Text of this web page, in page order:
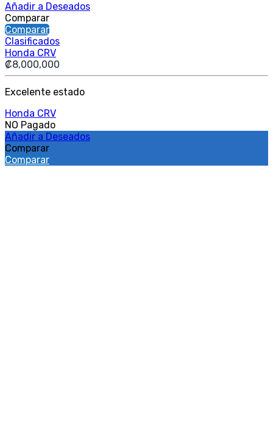
Añadir a Deseados
Comparar
Comparar
Clasificados
Honda CRV
₡8,000,000
Excelente estado
Honda CRV
NO Pagado
Añadir a Deseados
Comparar
Comparar